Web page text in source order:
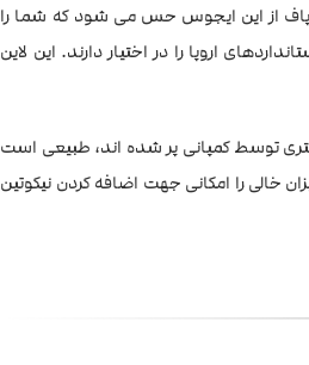
از این ایجوس حس می شود که شما را
اروپا را در اختیار دارند. این لاین
های کم نیکوتین برند “پادسالت” 50 میلی لیتر می باشد و چون در باتل های 60 میلی لیتری توسط کمپانی پر شده اند، طبیعی است
خالی را امکانی جهت اضافه کردن نیکوتین